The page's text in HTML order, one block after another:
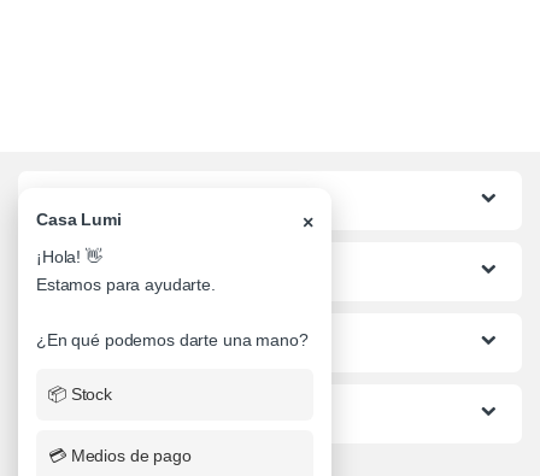
Lo mas buscado
Informacion al Cliente
Casa Lumi ×
¡Hola! 👋
Estamos para ayudarte.
¿En qué podemos darte una mano?
📦 Stock
💳 Medios de pago